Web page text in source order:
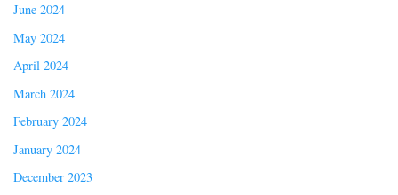
June 2024
May 2024
April 2024
March 2024
February 2024
January 2024
December 2023